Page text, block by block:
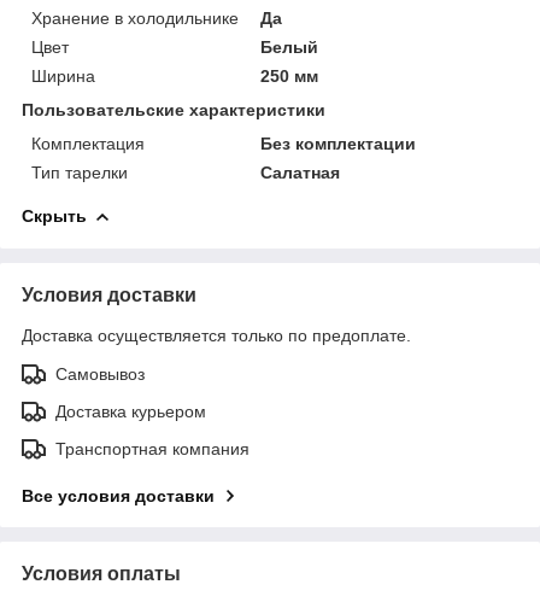
Хранение в холодильнике
Да
Цвет
Белый
Ширина
250 мм
Пользовательские характеристики
Комплектация
Без комплектации
Тип тарелки
Салатная
Скрыть
Условия доставки
Доставка осуществляется только по предоплате.
Самовывоз
Доставка курьером
Транспортная компания
Все условия доставки
Условия оплаты